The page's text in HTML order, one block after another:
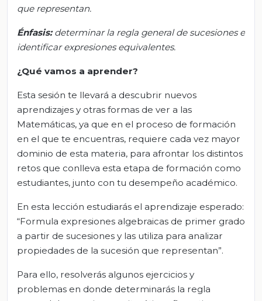
que representan.
Énfasis:determinarla regla general de sucesiones e
identificar expresiones equivalentes.
¿Qué vamos a aprender?
Esta sesión te llevará a descubrir nuevos
aprendizajes y otras formas de ver a las
Matemáticas, ya que en el proceso de formación
en el que te encuentras, requiere cada vez mayor
dominio de esta materia, para afrontar los distintos
retos que conlleva esta etapa de formación como
estudiantes, junto con tu desempeño académico.
En esta lección estudiarás el aprendizaje esperado:
“Formula expresiones algebraicas de primer grado
a partir de sucesiones y las utiliza para analizar
propiedades de la sucesión que representan”.
Para ello, resolverás algunos ejercicios y
problemas en donde determinarás la regla